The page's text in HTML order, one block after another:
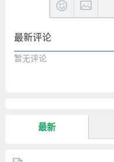
最新评论
暂无评论
最新